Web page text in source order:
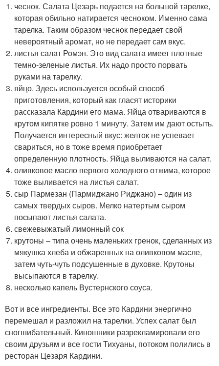
чеснок. Салата Цезарь подается на большой тарелке,
которая обильно натирается чесноком. Именно сама
тарелка. Таким образом чеснок передает свой
невероятный аромат, но не передает сам вкус.
листья салат Ромэн. Это вид салата имеет плотные
темно-зеленые листья. Их надо просто порвать
руками на тарелку.
яйцо. Здесь используется особый способ
приготовления, который как гласят историки
рассказала Кардини его мама. Яйца отвариваются в
крутом кипятке ровно 1 минуту. Затем им дают остыть.
Получается интересный вкус: желток не успевает
свариться, но в тоже время приобретает
определенную плотность. Яйца выливаются на салат.
оливковое масло первого холодного отжима, которое
тоже выливается на листья салат.
сыр Пармезан (Пармиджано Риджано) – один из
самых твердых сыров. Мелко натертым сыром
посыпают листья салата.
свежевыжатый лимонный сок
крутоны – типа очень маленьких гренок, сделанных из
мякушка хлеба и обжаренных на оливковом масле,
затем чуть-чуть подсушенные в духовке. Крутоны
высыпаются в тарелку.
несколько капель Вустернского соуса.
Вот и все ингредиенты. Все это Кардини энергично
перемешал и разложил на тарелки. Успех салат был
сногшибательный. Киношники разрекламировали его
своим друзьям и все гости Тихуаны, потоком полились в
ресторан Цезаря Кардини.